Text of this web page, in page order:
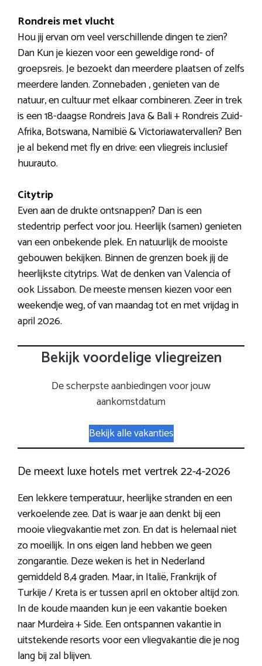
Rondreis met vlucht
Hou jij ervan om veel verschillende dingen te zien?
Dan Kun je kiezen voor een geweldige rond- of
groepsreis. Je bezoekt dan meerdere plaatsen of zelfs
meerdere landen. Zonnebaden , genieten van de
natuur, en cultuur met elkaar combineren. Zeer in trek
is een 18-daagse Rondreis Java & Bali + Rondreis Zuid-
Afrika, Botswana, Namibië & Victoriawatervallen? Ben
je al bekend met fly en drive: een vliegreis inclusief
huurauto.
Citytrip
Even aan de drukte ontsnappen? Dan is een
stedentrip perfect voor jou. Heerlijk (samen) genieten
van een onbekende plek. En natuurlijk de mooiste
gebouwen bekijken. Binnen de grenzen boek jij de
heerlijkste citytrips. Wat de denken van Valencia of
ook Lissabon. De meeste mensen kiezen voor een
weekendje weg, of van maandag tot en met vrijdag in
april 2026.
Bekijk voordelige vliegreizen
De scherpste aanbiedingen voor jouw
aankomstdatum
Bekijk alle vakanties
De meext luxe hotels met vertrek 22-4-2026
Een lekkere temperatuur, heerlijke stranden en een
verkoelende zee. Dat is waar je aan denkt bij een
mooie vliegvakantie met zon. En dat is helemaal niet
zo moeilijk. In ons eigen land hebben we geen
zongarantie. Deze weken is het in Nederland
gemiddeld 8,4 graden. Maar, in Italië, Frankrijk of
Turkije / Kreta is er tussen april en oktober altijd zon.
In de koude maanden kun je een vakantie boeken
naar Murdeira + Side. Een ontspannen vakantie in
uitstekende resorts voor een vliegvakantie die je nog
lang bij zal blijven.